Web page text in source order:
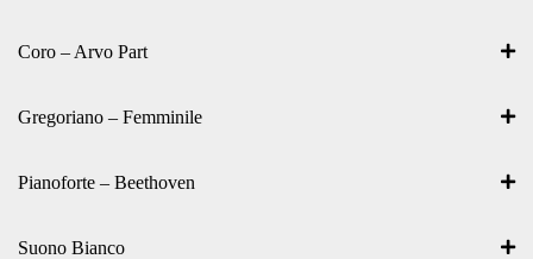
Coro – Arvo Part
Gregoriano – Femminile
Pianoforte – Beethoven
Suono Bianco